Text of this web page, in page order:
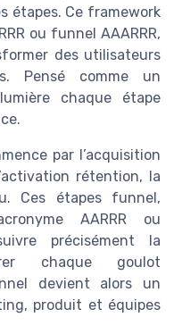
étapes. Ce framework
ou funnel AAARRR,
des utilisateurs
Pensé comme un
chaque étape
par l’acquisition
rétention, la
Ces étapes funnel,
AARRR ou
précisément la
chaque goulot
devient alors un
produit et équipes